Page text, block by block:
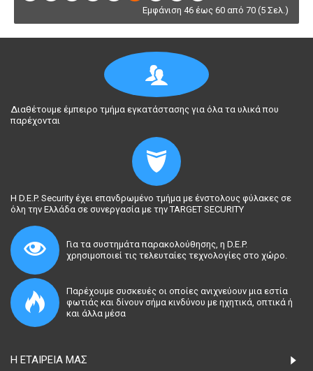
Εμφάνιση 46 έως 60 από 70 (5 Σελ.)
Διαθέτουμε έμπειρο τμήμα εγκατάστασης για όλα τα υλικά που
παρέχονται
Η D.E.P. Security έχει επανδρωμένο τμήμα με ένστολους φύλακες σε
όλη την Ελλάδα σε συνεργασία με την TARGET SECURITY
Για τα συστημάτα παρακολούθησης, η D.E.P.
χρησιμοποιεί τις τελευταίες τεχνολογίες στο χώρο.
Παρέχουμε συσκευές οι οποίες ανιχνεύουν μια εστία
φωτιάς και δίνουν σήμα κινδύνου με ηχητικά, οπτικά ή
και άλλα μέσα
Η ΕΤΑΙΡΕΊΑ ΜΑΣ